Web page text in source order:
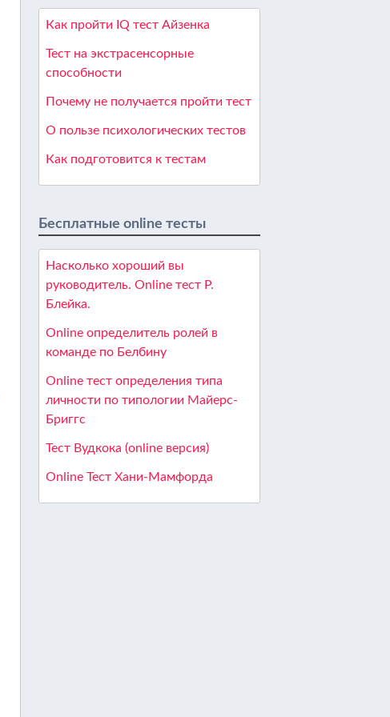
Как пройти IQ тест Айзенка
Тест на экстрасенсорные
способности
Почему не получается пройти тест
О пользе психологических тестов
Как подготовится к тестам
Бесплатные online тесты
Насколько хороший вы
руководитель. Online тест Р.
Блейка.
Online определитель ролей в
команде по Белбину
Online тест определения типа
личности по типологии Майерс-
Бриггс
Тест Вудкока (online версия)
Online Тест Хани-Мамфорда